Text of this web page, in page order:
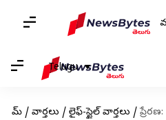
Telugu
హోమ్ / వార్తలు / లైఫ్-స్టైల్ వార్తలు / ప్రేరణ: